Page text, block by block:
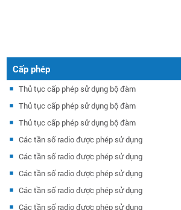
Cấp phép
Thủ tục cấp phép sử dụng bộ đàm
Thủ tục cấp phép sử dụng bộ đàm
Thủ tục cấp phép sử dụng bộ đàm
Các tần số radio được phép sử dụng
Các tần số radio được phép sử dụng
Các tần số radio được phép sử dụng
Các tần số radio được phép sử dụng
Các tần số radio được phép sử dụng